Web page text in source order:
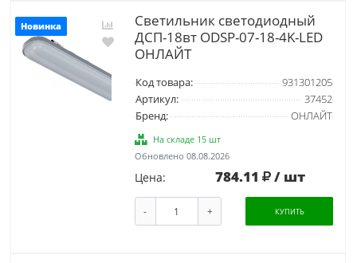
Новинка
Светильник светодиодный
ДСП-18вт ODSP-07-18-4K-LED
ОНЛАЙТ
Код товара:
931301205
Артикул:
37452
Бренд:
ОНЛАЙТ
На складе 15 шт
Обновлено 08.08.2026
Цена: 784.11 / шт
- + КУПИТЬ